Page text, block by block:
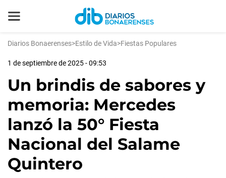
Diarios Bonaerenses>Estilo de Vida>Fiestas Populares
1 de septiembre de 2025 - 09:53
Un brindis de sabores y
memoria: Mercedes
lanzó la 50° Fiesta
Nacional del Salame
Quintero